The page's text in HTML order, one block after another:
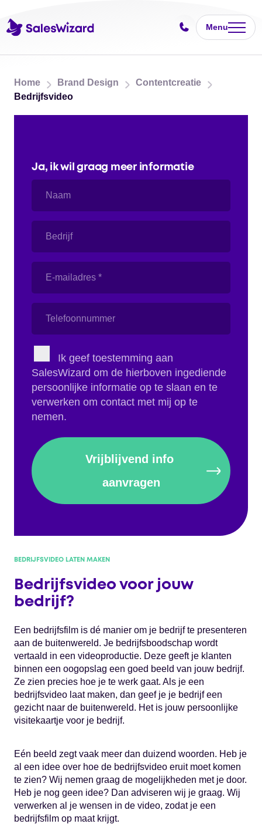
Menu
Home Brand Design
Contentcreatie
Bedrijfsvideo
BEDRIJFSVIDEO LATEN MAKEN
Bedrijfsvideo voor jouw
bedrijf?
Een bedrijfsfilm is dé manier om je bedrijf te presenteren
aan de buitenwereld. Je bedrijfsboodschap wordt
vertaald in een videoproductie. Deze geeft je klanten
binnen een oogopslag een goed beeld van jouw bedrijf.
Ze zien precies hoe je te werk gaat. Als je een
bedrijfsvideo laat maken, dan geef je je bedrijf een
gezicht naar de buitenwereld. Het is jouw persoonlijke
visitekaartje voor je bedrijf.
Eén beeld zegt vaak meer dan duizend woorden. Heb je
al een idee over hoe de bedrijfsvideo eruit moet komen
te zien? Wij nemen graag de mogelijkheden met je door.
Heb je nog geen idee? Dan adviseren wij je graag. Wij
verwerken al je wensen in de video, zodat je een
bedrijfsfilm op maat krijgt.
Ja, ik wil graag meer informatie
mailadres
Ik geef toestemming aan
SalesWizard om de hierboven ingediende
persoonlijke informatie op te slaan en te
verwerken om contact met mij op te
nemen.